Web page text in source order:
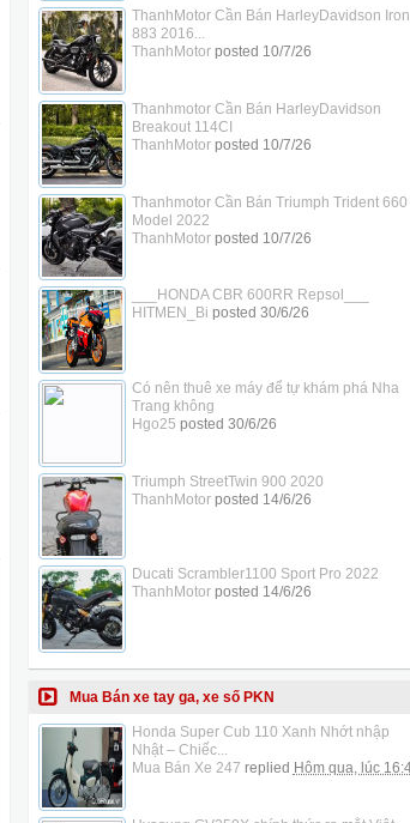
ThanhMotor Cần Bán HarleyDavidson Iron
883 2016...
ThanhMotorposted 10/7/26
Thanhmotor Cần Bán HarleyDavidson
Breakout 114CI
ThanhMotorposted 10/7/26
Thanhmotor Cần Bán Triumph Trident 660
Model 2022
ThanhMotorposted 10/7/26
___HONDA CBR 600RR Repsol___
HITMEN_Bi posted 30/6/26
Có nên thuê xe máy để tự khám phá Nha
Trang không
Hgo25 posted 30/6/26
Triumph StreetTwin 900 2020
ThanhMotorposted 14/6/26
Ducati Scrambler1100 Sport Pro 2022
ThanhMotorposted 14/6/26
Mua Bán xe tay ga, xe số PKN
Honda Super Cub 110 Xanh Nhớt nhập
Nhật – Chiếc...
Mua Bán Xe 247 replied Hôm qua, lúc